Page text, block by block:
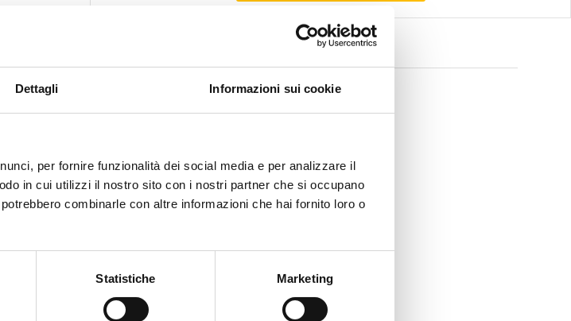
Dettagli Informazioni sui cookie
per fornire funzionalità dei social media e per analizzare il
in cui utilizzi il nostro sito con i nostri partner che si occupano
combinarle con altre informazioni che hai fornito loro o
Statistiche Marketing
e seduta imbottita è rivestita in effetto
della casa, in particolare cucina e soggiorno.
per un utilizzo quotidiano.